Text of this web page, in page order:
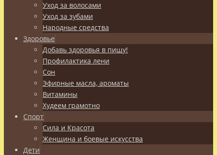
Уход за волосами
Уход за зубами
Народные средства
Здоровье
Добавь здоровья в пищу!
Профилактика лени
Сон
Эфирные масла, ароматы
Витамины
Худеем грамотно
Спорт
Сила и Красота
Женщина и боевые искусства
Дети